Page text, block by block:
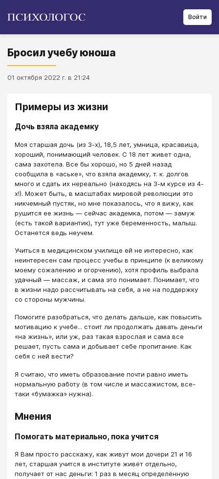
Войти
Бросил учебу юноша
01 октября 2022 г. в 21:24
Примеры из жизни
Дочь взяла академку
Моя старшая дочь (из 3-х), 18,5 лет, умница, красавица,
хороший, понимающий человек. С 18 лет живет одна,
сама захотела. Все бы хорошо, но 5 дней назад
сообщила в «аське», что взяла академку, т. к. долгов
много и сдать их нереально (находясь на 3-м курсе из 4-
х!). Может быть, в масштабах мировой революции это
никчемный пустяк, но мне показалось, что я вижу, как
рушится ее жизнь — сейчас академка, потом — замуж
(есть такой вариантик), тут уже беременность, малыш.
Останется ведь неучем.
Учиться в медицинском училище ей не интересно, как
неинтересен сам процесс учебы в принципе (к великому
моему сожалению и огорчению), хотя профиль выбрала
удачный — массаж, и сама это понимает. Понимает, что
в жизни надо рассчитывать на себя, а не на поддержку
со стороны мужчины.
Помогите разобраться, что делать дальше, как повысить
мотивацию к учебе... стоит ли продолжать давать деньги
«на жизнь», или уж, раз такая взрослая и сама все
решает, пусть сама и добывает себе пропитание. Как
себя с ней вести?
Я считаю, что иметь образование почти равно иметь
нормальную работу (в том числе и массажистом, все-
таки «бумажка» нужна).
Мнения
Помогать материально, пока учится
Я Вам просто расскажу, как живут мои дочери 21 и 16
лет, старшая учится в институте живёт отдельно,
получает от нас деньги: 1 раз в месяц определённую